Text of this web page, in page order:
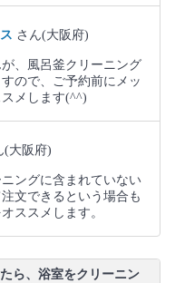
さん(大阪府)
、風呂釜クリーニング
ので、ご予約前にメッ
メします(^^)
(大阪府)
ングに含まれていない
文できるという場合も
ススメします。
ら、浴室をクリーニン